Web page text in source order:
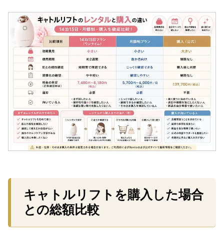
キャトルリフトを購入した場合
との総額比較